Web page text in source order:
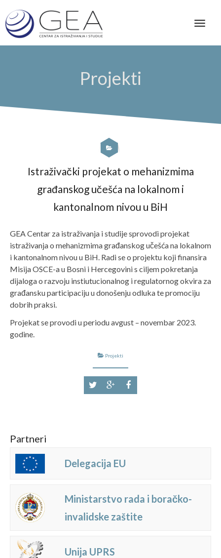
Projekti
Istraživački projekat o mehanizmima
građanskog učešća na lokalnom i
kantonalnom nivou u BiH
GEA Centar za istraživanja i studije sprovodi projekat
istraživanja o mehanizmima građanskog učešća na lokalnom
i kantonalnom nivou u BiH. Radi se o projektu koji finansira
Misija OSCE-a u Bosni i Hercegovini s ciljem pokretanja
dijaloga o razvoju instiutucionalnog i regulatornog okvira za
građansku participaciju u donošenju odluka te promociju
dobrih praksi.
Projekat se provodi u periodu avgust – novembar 2023.
godine.
Projekti
Partneri
Delegacija EU
Ministarstvo rada i boračko-
invalidske zaštite
Unija UPRS